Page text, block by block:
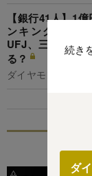
続き
ダ
【銀行41人】1
ンキング！3メ
UFJ、三井住友
る？
ダイヤモンド編集